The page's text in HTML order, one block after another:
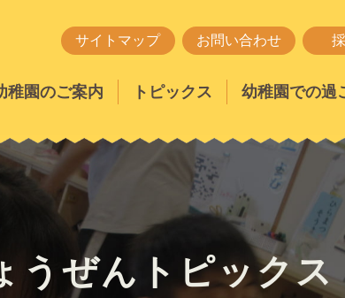
サイトマップ お問い合わせ
稚園のご案内 トピックス 幼稚園での過
うぜんトピックス